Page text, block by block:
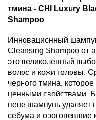
тмина - CHI Luxury
Shampoo
Инновационный
Cleansing Shampoo от
это великолепный
волос и кожи головы.
черного тмина,
ценными свойствами.
пене шампунь удаляет
себума и ороговевшие